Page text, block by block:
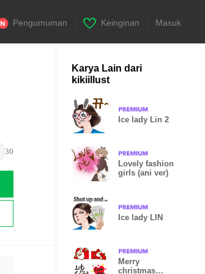
Pengumuman Keinginan Masuk
30
Karya Lain dari
kikiillust
Ice lady Lin 2
Lovely fashion
girls (ani ver)
Ice lady LIN
Merry
christmas